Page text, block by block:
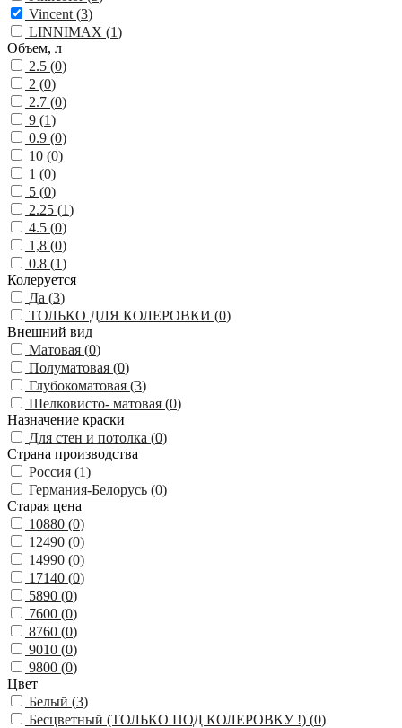
Vincent (3)
LINNIMAX (1)
Объем, л
2.5 (0)
2 (0)
2.7 (0)
9 (1)
0.9 (0)
10 (0)
1 (0)
5 (0)
2.25 (1)
4.5 (0)
1,8 (0)
0.8 (1)
Колеруется
Да (3)
ТОЛЬКО ДЛЯ КОЛЕРОВКИ (0)
Внешний вид
Матовая (0)
Полуматовая (0)
Глубокоматовая (3)
Шелковисто- матовая (0)
Назначение краски
Для стен и потолка (0)
Страна производства
Россия (1)
Германия-Белорусь (0)
Старая цена
10880 (0)
12490 (0)
14990 (0)
17140 (0)
5890 (0)
7600 (0)
8760 (0)
9010 (0)
9800 (0)
Цвет
Белый (3)
Бесцветный (ТОЛЬКО ПОД КОЛЕРОВКУ !) (0)